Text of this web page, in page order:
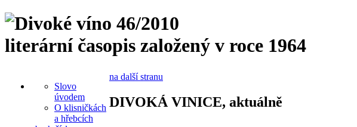
literární časopis založený v roce 1964
Slovo
úvodem
O klisničkách
a hřebcích
na další stranu
DIVOKÁ VINICE, aktuálně